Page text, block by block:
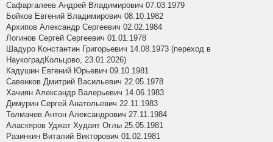
Сафаргалеев Андрей Владимирович 07.03.1979
Бойков Евгений Владимирович 08.10.1982
Архипов Александр Сергеевич 02.02.1984
Логинов Сергей Сергеевич 01.01.1978
Шадуро Константин Григорьевич 14.08.1973 (переход в
НаукоградКольцово, 23.01.2026)
Кадушин Евгений Юрьевич 09.10.1981
Савенков Дмитрий Васильевич 22.05.1978
Хачиян Александр Валерьевич 14.06.1983
Димурин Сергей Анатольевич 22.11.1983
Толмачев Антон Александрович 27.11.1984
Аласкяров Уджат Худаят Оглы 25.05.1981
Разинкин Виталий Викторович 01.02.1981